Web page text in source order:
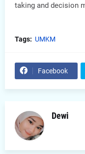
taking and decision
Tags: UMKM
Facebook
Dewi